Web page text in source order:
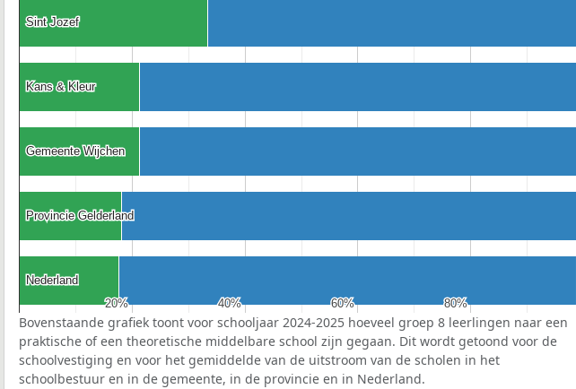
20%
20% 40%
40% 60%
60% 80%
80%
Sint Jozef
Sint Jozef
Kans & Kleur
Kans & Kleur
Gemeente Wijchen
Gemeente Wijchen
Provincie Gelderland
Provincie Gelderland
Nederland
Nederland
Bovenstaande grafiek toont voor schooljaar 2024-2025 hoeveel groep 8 leerlingen naar een
praktische of een theoretische middelbare school zijn gegaan. Dit wordt getoond voor de
schoolvestiging en voor het gemiddelde van de uitstroom van de scholen in het
schoolbestuur en in de gemeente, in de provincie en in Nederland.